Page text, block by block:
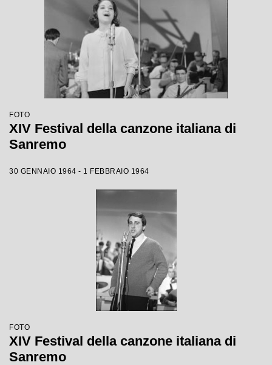
FOTO
XIV Festival della canzone italiana di
Sanremo
30 GENNAIO 1964 - 1 FEBBRAIO 1964
FOTO
XIV Festival della canzone italiana di
Sanremo